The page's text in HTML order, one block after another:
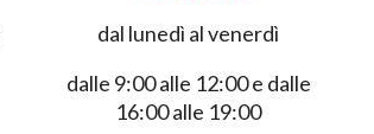
dal lunedì al venerdì
dalle 9:00 alle 12:00 e dalle
16:00 alle 19:00